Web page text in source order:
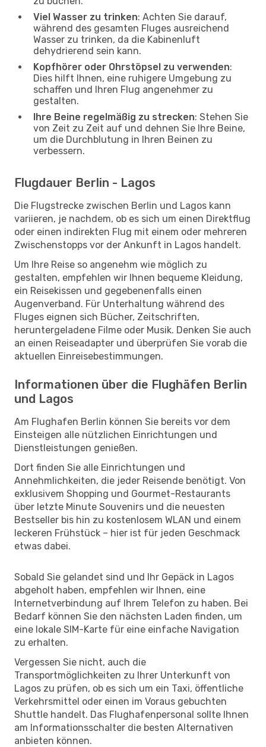
Viel Wasser zu trinken: Achten Sie darauf,
während des gesamten Fluges ausreichend
Wasser zu trinken, da die Kabinenluft
dehydrierend sein kann.
Kopfhörer oder Ohrstöpsel zu verwenden:
Dies hilft Ihnen, eine ruhigere Umgebung zu
schaffen und Ihren Flug angenehmer zu
gestalten.
Ihre Beine regelmäßig zu strecken: Stehen Sie
von Zeit zu Zeit auf und dehnen Sie Ihre Beine,
um die Durchblutung in Ihren Beinen zu
verbessern.
Flugdauer Berlin - Lagos
Die Flugstrecke zwischen Berlin und Lagos kann
variieren, je nachdem, ob es sich um einen Direktflug
oder einen indirekten Flug mit einem oder mehreren
Zwischenstopps vor der Ankunft in Lagos handelt.
Um Ihre Reise so angenehm wie möglich zu
gestalten, empfehlen wir Ihnen bequeme Kleidung,
ein Reisekissen und gegebenenfalls einen
Augenverband. Für Unterhaltung während des
Fluges eignen sich Bücher, Zeitschriften,
heruntergeladene Filme oder Musik. Denken Sie auch
an einen Reiseadapter und überprüfen Sie vorab die
aktuellen Einreisebestimmungen.
Informationen über die Flughäfen Berlin
und Lagos
Am Flughafen Berlin können Sie bereits vor dem
Einsteigen alle nützlichen Einrichtungen und
Dienstleistungen genießen.
Dort finden Sie alle Einrichtungen und
Annehmlichkeiten, die jeder Reisende benötigt. Von
exklusivem Shopping und Gourmet-Restaurants
über letzte Minute Souvenirs und die neuesten
Bestseller bis hin zu kostenlosem WLAN und einem
leckeren Frühstück – hier ist für jeden Geschmack
etwas dabei.
Sobald Sie gelandet sind und Ihr Gepäck in Lagos
abgeholt haben, empfehlen wir Ihnen, eine
Internetverbindung auf Ihrem Telefon zu haben. Bei
Bedarf können Sie den nächsten Laden finden, um
eine lokale SIM-Karte für eine einfache Navigation
zu erhalten.
Vergessen Sie nicht, auch die
Transportmöglichkeiten zu Ihrer Unterkunft von
Lagos zu prüfen, ob es sich um ein Taxi, öffentliche
Verkehrsmittel oder einen im Voraus gebuchten
Shuttle handelt. Das Flughafenpersonal sollte Ihnen
am Informationsschalter die besten Alternativen
anbieten können.